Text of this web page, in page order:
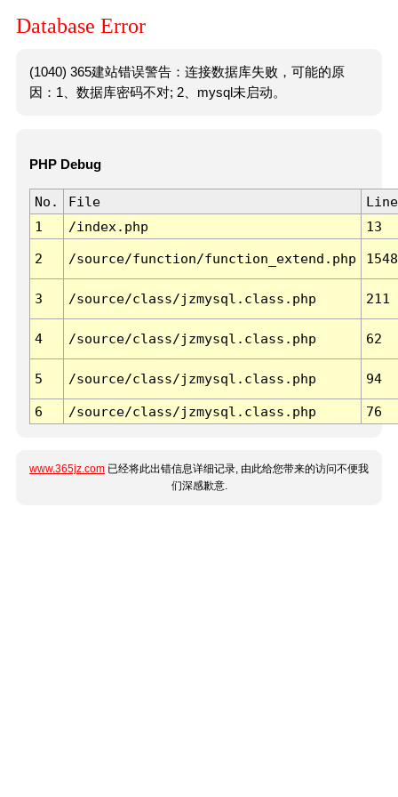
Database Error
(1040) 365建站错误警告：连接数据库失败，可能的原
因：1、数据库密码不对; 2、mysql未启动。
PHP Debug
No. File
Line
1
/index.php 13
2 /source/function/function_extend.php 1548
3 /source/class/jzmysql.class.php 211
4 /source/class/jzmysql.class.php 62
5 /source/class/jzmysql.class.php 94
6 /source/class/jzmysql.class.php 76
www.365jz.com 已经将此出错信息详细记录, 由此给您带来的访问不便我
们深感歉意.